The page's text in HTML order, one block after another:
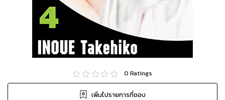
0 Ratings
เพิ่มไปรายการที่ชอบ